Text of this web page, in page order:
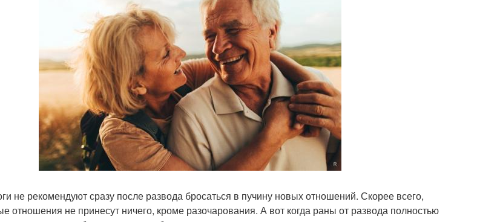
не рекомендуют сразу после развода бросаться в пучину новых отношений. Скорее всего,
отношения не принесут ничего, кроме разочарования. А вот когда раны от развода полностью